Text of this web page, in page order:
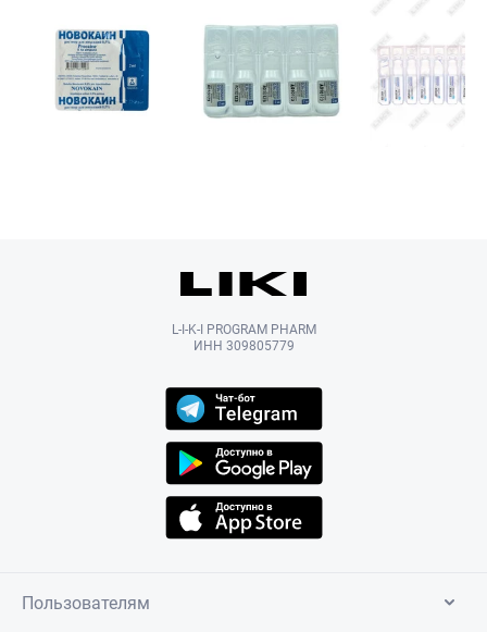
L-I-K-I PROGRAM PHARM
ИНН 309805779
Пользователям